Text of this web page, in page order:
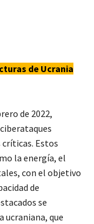
de Ucrania
de 2022,
Estos
la energía, el
con el objetivo
de
se
ucraniana, que